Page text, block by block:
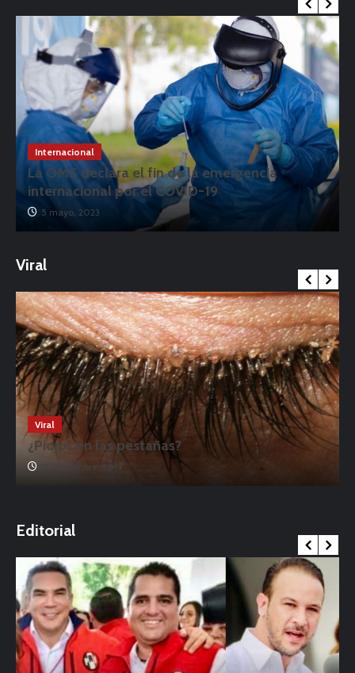
Internacional
La OMS declara el fin de la emergencia
internacional por el COVID-19
5 mayo, 2023
Viral
Viral
¿Piojos en las pestañas?
17 noviembre, 2019
Editorial